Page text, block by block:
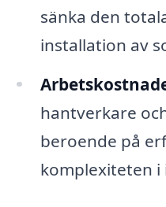
sänka den
installation av
hantverkare
beroende på
komplexiteten